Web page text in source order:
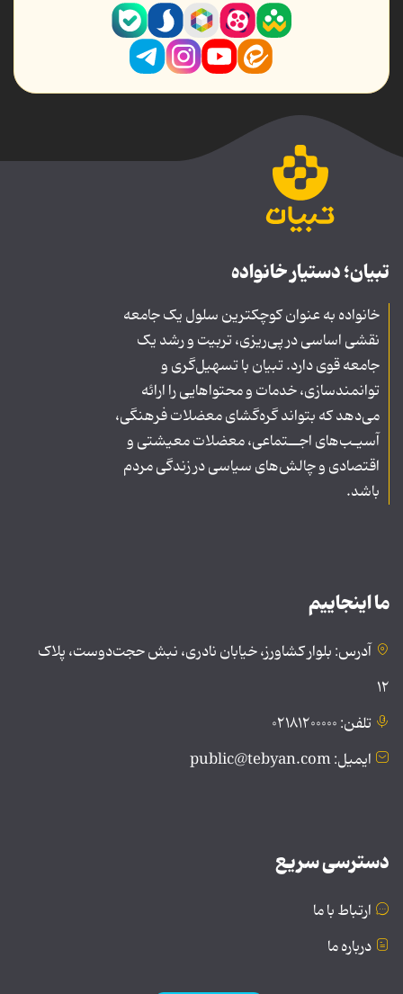
تبیان؛ دستیار خانواده
خانواده به عنوان کوچکترین سلول یک جامعه
نقشی اساسی در پی‌ریزی، تربیت و رشد یک
جامعه قوی دارد. تبیان با تسهیل‌گری و
توانمندسازی، خدمات و محتواهایی را ارائه
می‌دهد که بتواند گره‌گشای معضلات فرهنگی،
آسیـب‌های اجــتماعی، معضلات معیشتی و
اقتصادی و چالش‌های سیاسی در زندگی مردم
باشد.
ما اینجاییم
آدرس: بلوار کشاورز، خیابان نادری، نبش حجت‌دوست، پلاک
۱۲
تلفن: ۰۲۱۸۱۲۰۰۰۰۰
ایمیل: public@tebyan.com
دسترسی سریع
ارتباط با ما
درباره ما